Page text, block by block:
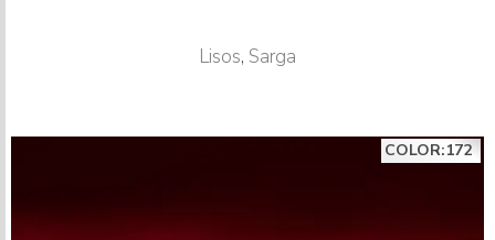
Lisos, Sarga
COLOR:172